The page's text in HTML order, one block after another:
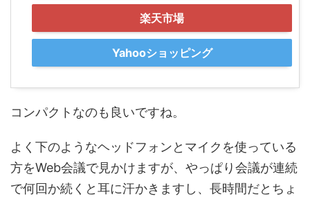
楽天市場
Yahooショッピング
コンパクトなのも良いですね。
よく下のようなヘッドフォンとマイクを使っている
方をWeb会議で見かけますが、やっぱり会議が連続
で何回か続くと耳に汗かきますし、長時間だとちょ